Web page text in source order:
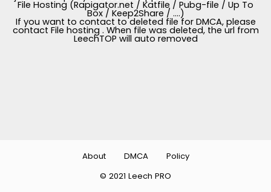
File Hosting (Rapigator.net / Katfile / Pubg-file / Up To
Box / Keep2Share / ....)
If you want to contact to deleted file for DMCA, please
contact File hosting . When file was deleted, the url from
LeechTOP will auto removed
© 2021 Leech PRO
About DMCA Policy